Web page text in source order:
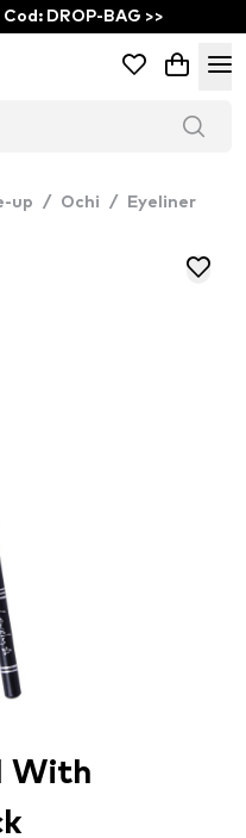
DROP-BAG >>
up / Ochi / Eyeliner
With